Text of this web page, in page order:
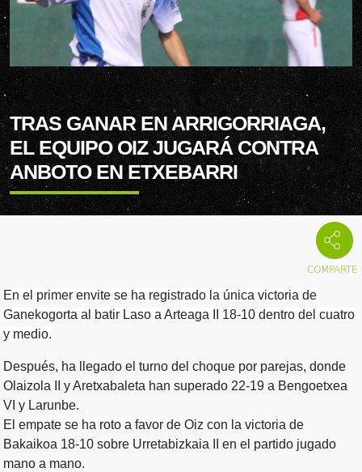
TRAS GANAR EN ARRIGORRIAGA,
EL EQUIPO OIZ JUGARÁ CONTRA
ANBOTO EN ETXEBARRI
En el primer envite se ha registrado la única victoria de
Ganekogorta al batir Laso a Arteaga II 18-10 dentro del cuatro
y medio.
Después, ha llegado el turno del choque por parejas, donde
Olaizola II y Aretxabaleta han superado 22-19 a Bengoetxea
VI y Larunbe.
El empate se ha roto a favor de Oiz con la victoria de
Bakaikoa 18-10 sobre Urretabizkaia II en el partido jugado
mano a mano.